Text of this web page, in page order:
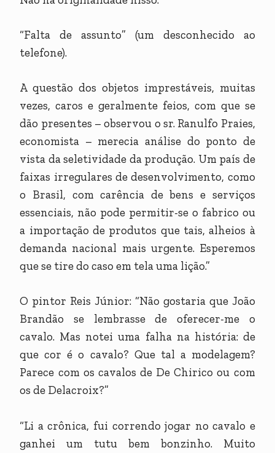
“Falta de assunto” (um desconhecido ao
telefone).
A questão dos objetos imprestáveis, muitas
vezes, caros e geralmente feios, com que se
dão presentes – observou o sr. Ranulfo Praies,
economista – merecia análise do ponto de
vista da seletividade da produção. Um país de
faixas irregulares de desenvolvimento, como
o Brasil, com carência de bens e serviços
essenciais, não pode permitir-se o fabrico ou
a importação de produtos que tais, alheios à
demanda nacional mais urgente. Esperemos
que se tire do caso em tela uma lição.”
O pintor Reis Júnior: “Não gostaria que João
Brandão se lembrasse de oferecer-me o
cavalo. Mas notei uma falha na história: de
que cor é o cavalo? Que tal a modelagem?
Parece com os cavalos de De Chirico ou com
os de Delacroix?”
“Li a crônica, fui correndo jogar no cavalo e
ganhei um tutu bem bonzinho. Muito